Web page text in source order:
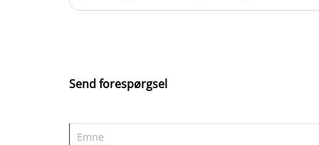
Send forespørgsel